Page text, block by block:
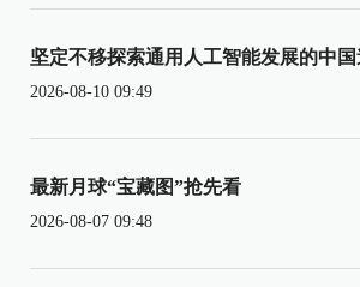
坚定不移探索通用人工智能发展的中
2026-08-10 09:49
最新月球“宝藏图”抢先看
2026-08-07 09:48